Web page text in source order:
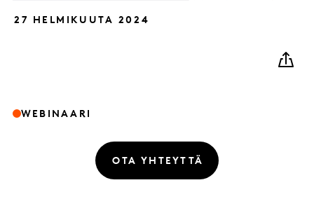
27 HELMIKUUTA 2024
WEBINAARI
OTA YHTEYTTÄ